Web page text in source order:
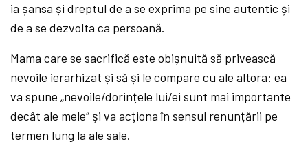
ia șansa și dreptul de a se exprima pe sine autentic și
de a se dezvolta ca persoană.
Mama care se sacrifică este obișnuită să privească
nevoile ierarhizat și să și le compare cu ale altora: ea
va spune „nevoile/dorințele lui/ei sunt mai importante
decât ale mele“ și va acționa în sensul renunțării pe
termen lung la ale sale.